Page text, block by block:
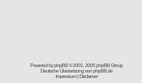
Powered byphpBB© 2001, 2005 phpBB Group
Deutsche Übersetzung vonphpBB.de
Impressum|Disclaimer